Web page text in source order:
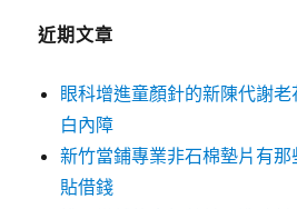
近期文章
眼科增進童顏針的新陳代謝
白內障
新竹當鋪專業非石棉墊片有
貼借錢